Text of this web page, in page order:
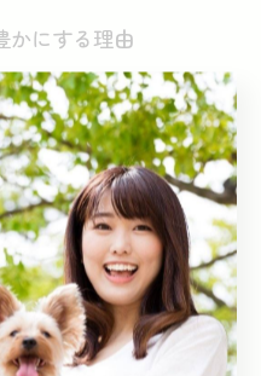
かにする理由
観だけでなく、生活の快
ます。特に奈良県でのブ
耐久性に優れ、長期間に
るため、安心して暮らせ
ロック塀は風雨や地震な
ライバシーの確保にも役
装飾ではなく、生活の質